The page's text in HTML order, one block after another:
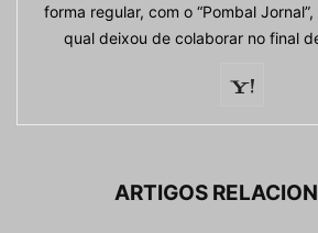
forma regular, com o “Pombal
qual deixou de colaborar no final
ARTIGOS